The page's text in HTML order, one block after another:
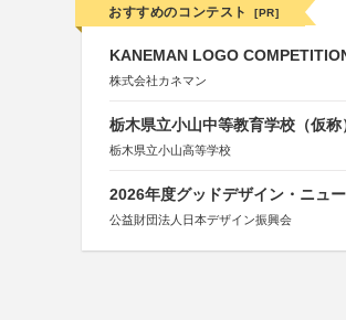
おすすめのコンテスト [PR]
KANEMAN LOGO
株式会社カネマン
栃木県立小山中等教育学校（仮
栃木県立小山高等学校
2026年度グッドデザイン・ニュ
公益財団法人日本デザイン振興会